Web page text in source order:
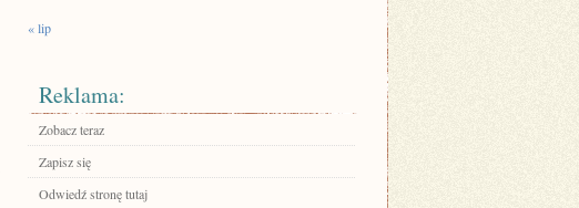
« lip
Reklama:
Zobacz teraz
Zapisz się
Odwiedź stronę tutaj